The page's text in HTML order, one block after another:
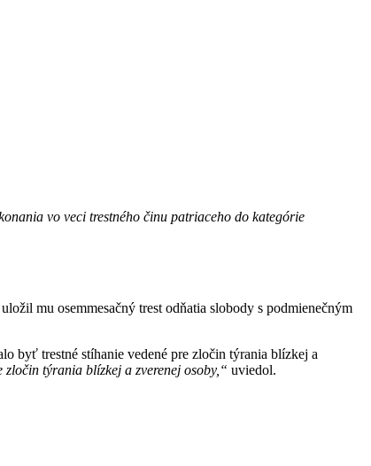
vo veci trestného činu patriaceho do kategórie
mu osemmesačný trest odňatia slobody s podmienečným
byť trestné stíhanie vedené pre zločin týrania blízkej a
zločin týrania blízkej a zverenej osoby,“ uviedol.